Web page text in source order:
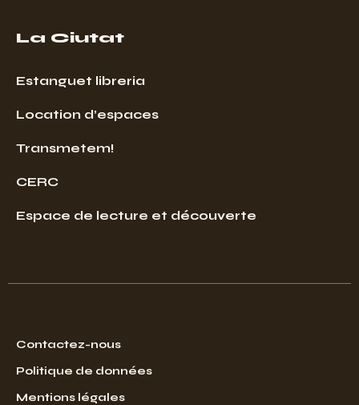
La Ciutat
Estanguet libreria
Location d’espaces
Transmetem!
CERC
Espace de lecture et découverte
Contactez-nous
Politique de données
Mentions légales